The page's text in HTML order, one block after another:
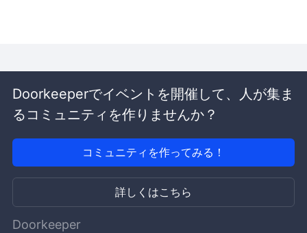
Doorkeeperでイベントを開催して、人が集ま
るコミュニティを作りませんか？
コミュニティを作ってみる！
詳しくはこちら
Doorkeeper